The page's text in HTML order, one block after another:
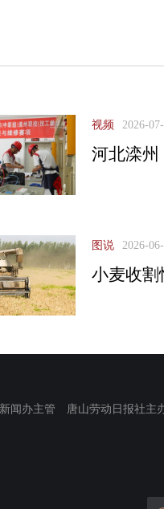
视频 2026-
河北滦州
图说 2026-
小麦收割
闻办主管 唐山劳动日报社主